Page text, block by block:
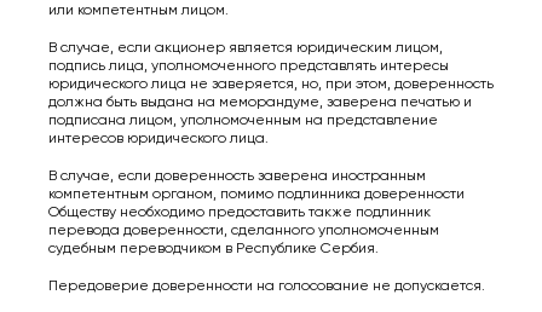
или компетентным лицом.
В случае, если акционер является юридическим лицом,
подпись лица, уполномоченного представлять интересы
юридического лица не заверяется, но, при этом, доверенность
должна быть выдана на меморандуме, заверена печатью и
подписана лицом, уполномоченным на представление
интересов юридического лица.
В случае, если доверенность заверена иностранным
компетентным органом, помимо подлинника доверенности
Обществу необходимо предоставить также подлинник
перевода доверенности, сделанного уполномоченным
судебным переводчиком в Республике Сербия.
Передоверие доверенности на голосование не допускается.